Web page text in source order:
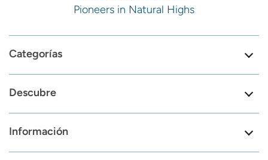
Pioneers in Natural Highs
Categorías
Descubre
Información